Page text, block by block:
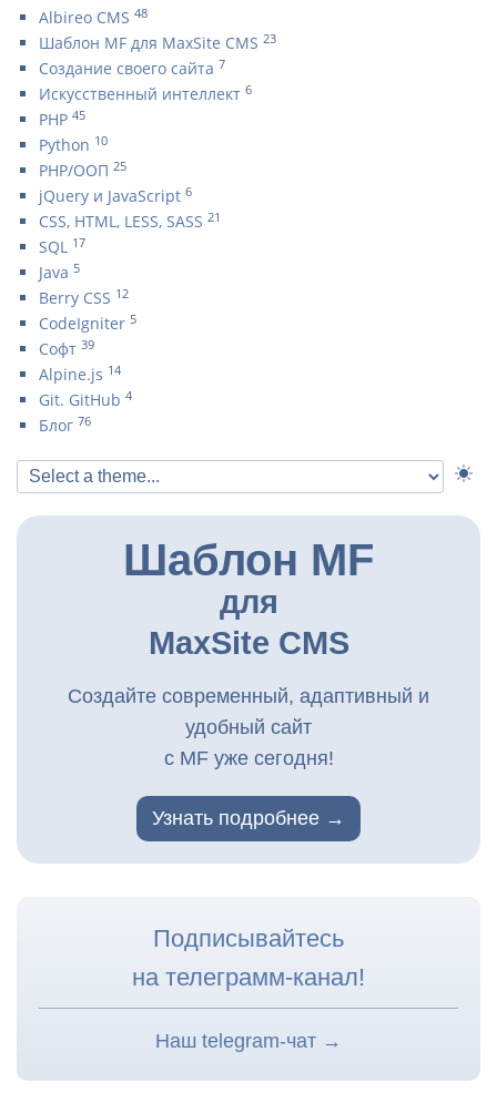
Albireo CMS 48
Шаблон MF для MaxSite CMS 23
Создание своего сайта 7
Искусственный интеллект 6
PHP 45
Python 10
PHP/ООП 25
jQuery и JavaScript 6
CSS, HTML, LESS, SASS 21
SQL 17
Java 5
Berry CSS 12
CodeIgniter 5
Софт 39
Alpine.js 14
Git. GitHub 4
Блог 76
Шаблон MF
для
MaxSite CMS
Создайте современный, адаптивный и
удобный сайт
с MF уже сегодня!
Узнать подробнее
Подписывайтесь
на телеграмм-канал!
Наш telegram-чат →